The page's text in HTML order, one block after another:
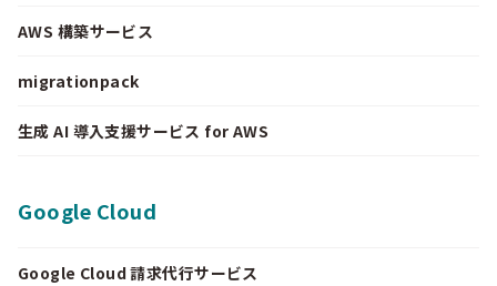
AWS 構築サービス
migrationpack
生成 AI 導入支援サービス for AWS
Google Cloud
Google Cloud 請求代行サービス